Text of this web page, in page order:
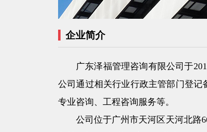
企业简介
广东泽福管理咨询有限公司于
公司通过相关行业行政主管部门登
专业咨询、工程咨询服务等。
公司位于广州市天河区天河北路